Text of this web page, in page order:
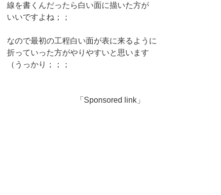
線を書くんだったら白い面に描いた方が
いいですよね；；
なので最初の工程白い面が表に来るように
折っていった方がやりやすいと思います
（うっかり；；；
「Sponsored link」